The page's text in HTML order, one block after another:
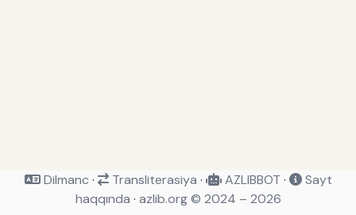
Dilmanc · Transliterasiya · AZLIBBOT ·
Sayt
haqqında · azlib.org © 2024 – 2026